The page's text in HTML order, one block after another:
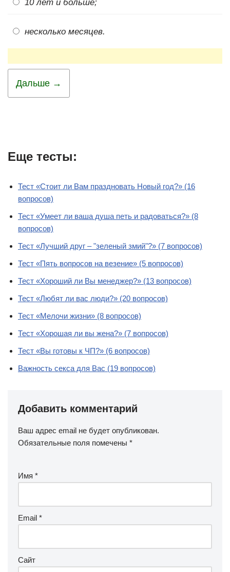
10 лет и больше;
несколько месяцев.
Дальше →
Еще тесты:
Тест «Стоит ли Вам праздновать Новый год?» (16
вопросов)
Тест «Умеет ли ваша душа петь и радоваться?» (8
вопросов)
Тест «Лучший друг – "зеленый змий"?» (7 вопросов)
Тест «Пять вопросов на везение» (5 вопросов)
Тест «Хороший ли Вы менеджер?» (13 вопросов)
Тест «Любят ли вас люди?» (20 вопросов)
Тест «Мелочи жизни» (8 вопросов)
Тест «Хорошая ли вы жена?» (7 вопросов)
Тест «Вы готовы к ЧП?» (6 вопросов)
Важность секса для Вас (19 вопросов)
Добавить комментарий
Ваш адрес email не будет опубликован.
Обязательные поля помечены *
Имя *
Email *
Сайт